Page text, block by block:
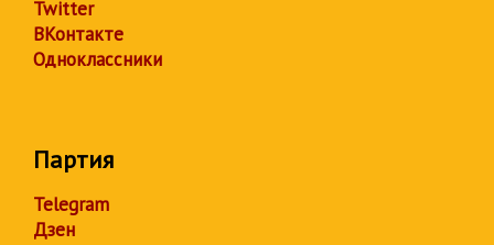
Twitter
ВКонтакте
Одноклассники
Партия
Telegram
Дзен